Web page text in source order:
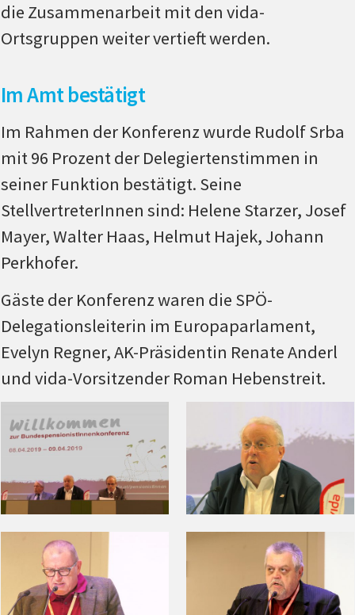
die Zusammenarbeit mit den vida-
Ortsgruppen weiter vertieft werden.
Im Amt bestätigt
Im Rahmen der Konferenz wurde Rudolf Srba
mit 96 Prozent der Delegiertenstimmen in
seiner Funktion bestätigt. Seine
StellvertreterInnen sind: Helene Starzer, Josef
Mayer, Walter Haas, Helmut Hajek, Johann
Perkhofer.
Gäste der Konferenz waren die SPÖ-
Delegationsleiterin im Europaparlament,
Evelyn Regner, AK-Präsidentin Renate Anderl
und vida-Vorsitzender Roman Hebenstreit.